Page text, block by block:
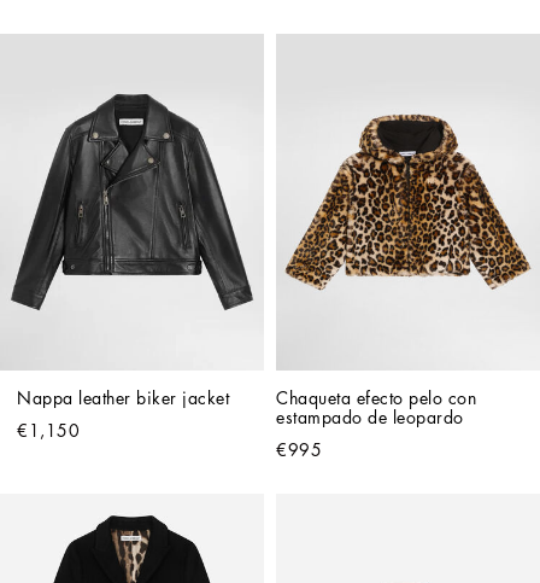
Nappa leather biker jacket
€1,150
Chaqueta efecto pelo con
estampado de leopardo
€995